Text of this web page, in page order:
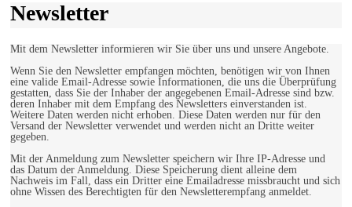
Newsletter
Mit dem Newsletter informieren wir Sie über uns und unsere Angebote.
Wenn Sie den Newsletter empfangen möchten, benötigen wir von Ihnen
eine valide Email-Adresse sowie Informationen, die uns die Überprüfung
gestatten, dass Sie der Inhaber der angegebenen Email-Adresse sind bzw.
deren Inhaber mit dem Empfang des Newsletters einverstanden ist.
Weitere Daten werden nicht erhoben. Diese Daten werden nur für den
Versand der Newsletter verwendet und werden nicht an Dritte weiter
gegeben.
Mit der Anmeldung zum Newsletter speichern wir Ihre IP-Adresse und
das Datum der Anmeldung. Diese Speicherung dient alleine dem
Nachweis im Fall, dass ein Dritter eine Emailadresse missbraucht und sich
ohne Wissen des Berechtigten für den Newsletterempfang anmeldet.